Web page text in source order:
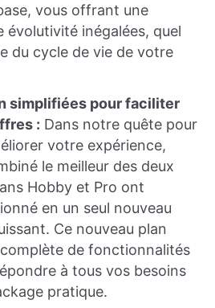
vous offrant une
évolutivité inégalées, quel
du cycle de vie de votre
simplifiées pour faciliter
: Dans notre quête pour
votre expérience,
le meilleur des deux
Hobby et Pro ont
en un seul nouveau
Ce nouveau plan
de fonctionnalités
à tous vos besoins
pratique.